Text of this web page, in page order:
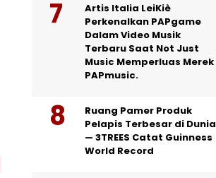
Artis Italia LeiKiè
Perkenalkan PAPgame
Dalam Video Musik
Terbaru Saat Not Just
Music Memperluas Merek
PAPmusic.
Ruang Pamer Produk
Pelapis Terbesar di Dunia
— 3TREES Catat Guinness
World Record